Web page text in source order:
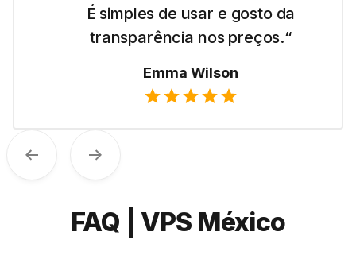
É simples de usar e gosto da
transparência nos preços.“
Emma Wilson
Anterior Próximo
FAQ | VPS México